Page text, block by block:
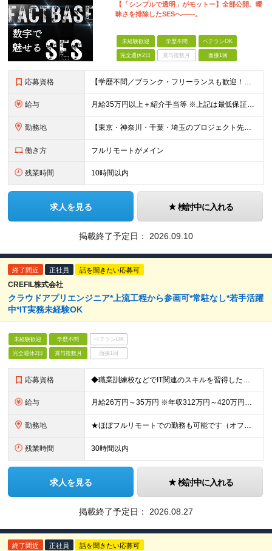
【「シンプルで透明」がモットー】全部公開。曖
昧さを排除したSESへ――。
未経験歓迎 学歴不問 ベテランOK
完全週休2日 賞与複数月 面接1回
応募資格 【学歴不問／ブランク・フリーランスも歓迎！】 ●何かしらの言語での開発経験がある方（担当フェーズ・経験年数不問！） ※外国籍の方は日本語能力試験N1必須 ★こんな方にピッタリです！ ・還元率や評価制
給与 月給35万円以上＋紹介手当等 ※上記は最低保証額。前職給与を保証します ※固定残業代（30時間分／5万8594円以上）含む。超過分は別途全額支給 ※案件単価から「10万円（会社利益）」を引いた額が還元
勤務地 【東京・神奈川・千葉・埼玉のプロジェクト先】 ※転居を伴う転勤なし。ご希望や居住地を考慮して決定します。 ※リモートワーク導入案件多数（フルリモートもあり）。 ＜本社＞ 東京都品川区東五反田5-22
働き方 フルリモートがメイン
残業時間 10時間以内
求人を見る 検討中に入れる
掲載終了予定日： 2026.09.10
終了間近 正社員 話を聞きたい応募可
CREFIL株式会社
クラウドアプリエンジニア*上流工程から参画可*常駐なし*若手活躍
中*IT実務未経験OK
未経験歓迎 学歴不問 ベテランOK
完全週休2日 賞与複数月 面接1回
応募資格 ◆職業訓練校などでIT関連のスキルを習得した方、もしくはIT関連の資格を保持した方 ◆顧客折衝のご経験をお持ちの方 ※学歴不問 ★チームでの案件推進が前提になるので、チームワークを大切にする方、チー
給与 月給26万円～35万円 ※年収312万円～420万円を想定しています ★昇給年2回(実績・評価による) ★業績賞与あり（半期と通年/実績・評価による) ★インセンティブ制度あり (社員紹介、新規事業企
勤務地 ★ほぼフルリモートでの勤務も可能です（オフィス出社、リモート勤務を選択ができます） ※2ヶ月に一度実施する「全社会」への参加（出社）が必須であり、 業務のフェーズの応じて出社を推奨する場合があります
残業時間 30時間以内
求人を見る 検討中に入れる
掲載終了予定日： 2026.08.27
終了間近 正社員 話を聞きたい応募可